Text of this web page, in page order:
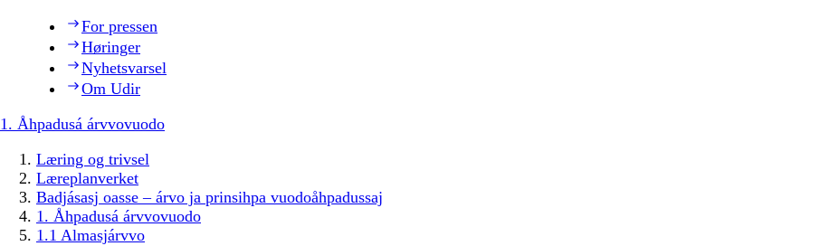
For pressen
Høringer
Nyhetsvarsel
Om Udir
1. Åhpadusá árvvovuodo
Læring og trivsel
Læreplanverket
Badjásasj oasse – árvo ja prinsihpa vuodoåhpadussaj
1. Åhpadusá árvvovuodo
1.1 Almasjárvvo